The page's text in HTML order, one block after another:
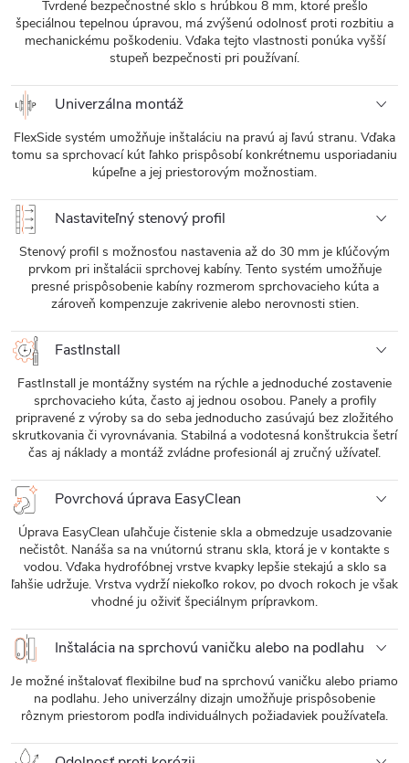
Tvrdené bezpečnostné sklo s hrúbkou 8 mm, ktoré prešlo
špeciálnou tepelnou úpravou, má zvýšenú odolnosť proti rozbitiu a
mechanickému poškodeniu. Vďaka tejto vlastnosti ponúka vyšší
stupeň bezpečnosti pri používaní.
Univerzálna montáž
FlexSide systém umožňuje inštaláciu na pravú aj ľavú stranu. Vďaka
tomu sa sprchovací kút ľahko prispôsobí konkrétnemu usporiadaniu
kúpeľne a jej priestorovým možnostiam.
Nastaviteľný stenový profil
Stenový profil s možnosťou nastavenia až do 30 mm je kľúčovým
prvkom pri inštalácii sprchovej kabíny. Tento systém umožňuje
presné prispôsobenie kabíny rozmerom sprchovacieho kúta a
zároveň kompenzuje zakrivenie alebo nerovnosti stien.
FastInstall
FastInstall je montážny systém na rýchle a jednoduché zostavenie
sprchovacieho kúta, často aj jednou osobou. Panely a profily
pripravené z výroby sa do seba jednoducho zasúvajú bez zložitého
skrutkovania či vyrovnávania. Stabilná a vodotesná konštrukcia šetrí
čas aj náklady a montáž zvládne profesionál aj zručný užívateľ.
Povrchová úprava EasyClean
Úprava EasyClean uľahčuje čistenie skla a obmedzuje usadzovanie
nečistôt. Nanáša sa na vnútornú stranu skla, ktorá je v kontakte s
vodou. Vďaka hydrofóbnej vrstve kvapky lepšie stekajú a sklo sa
ľahšie udržuje. Vrstva vydrží niekoľko rokov, po dvoch rokoch je však
vhodné ju oživiť špeciálnym prípravkom.
Inštalácia na sprchovú vaničku alebo na podlahu
Je možné inštalovať flexibilne buď na sprchovú vaničku alebo priamo
na podlahu. Jeho univerzálny dizajn umožňuje prispôsobenie
rôznym priestorom podľa individuálnych požiadaviek používateľa.